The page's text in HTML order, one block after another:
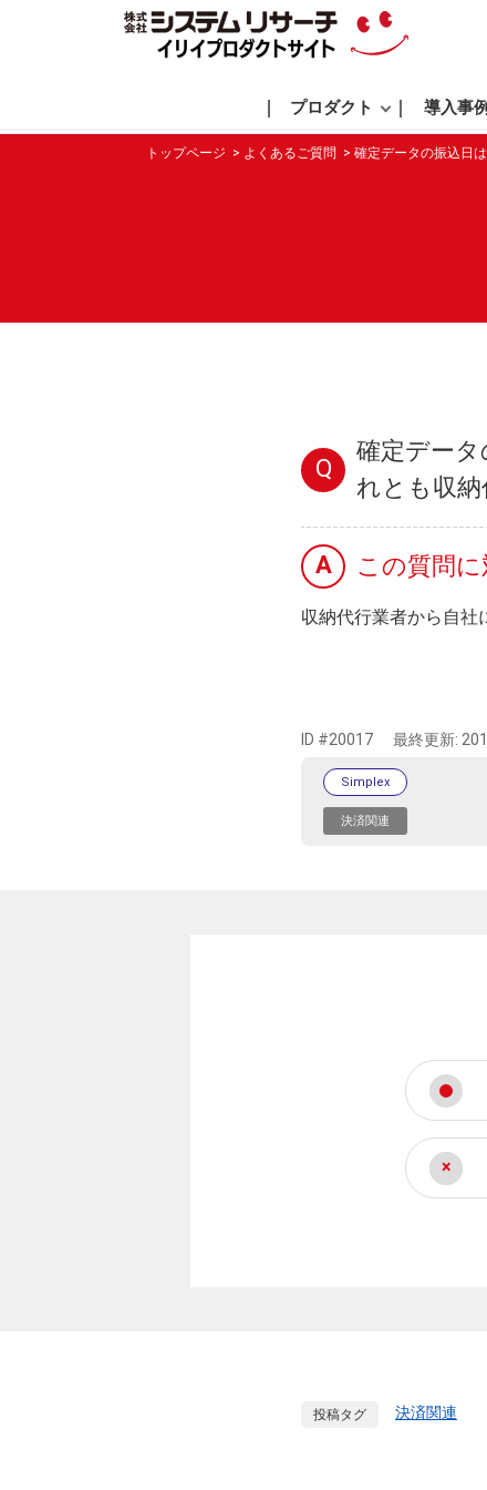
プロダクト 導入事例
トップページ よくあるご質問 確定データの振込日
Q
確定デー
れとも収
A この質問
収納代行業者から自社
ID #20017 最終更新:
Simplex
決済関連
投稿タグ 決済関連